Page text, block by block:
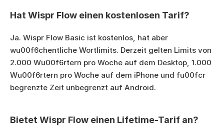
Hat Wispr Flow einen kostenlosen Tarif?
Ja. Wispr Flow Basic ist kostenlos, hat aber
wu00f6chentliche Wortlimits. Derzeit gelten Limits von
2.000 Wu00f6rtern pro Woche auf dem Desktop, 1.000
Wu00f6rtern pro Woche auf dem iPhone und fu00fcr
begrenzte Zeit unbegrenzt auf Android.
Bietet Wispr Flow einen Lifetime-Tarif an?